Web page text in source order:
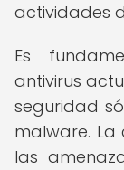
actividades
Es
antivirus
seguridad
malware.
las